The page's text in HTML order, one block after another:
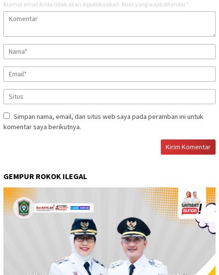
Alamat email Anda tidak akan dipublikasikan. Ruas yang wajib ditandai *
Simpan nama, email, dan situs web saya pada peramban ini untuk
komentar saya berikutnya.
GEMPUR ROKOK ILEGAL